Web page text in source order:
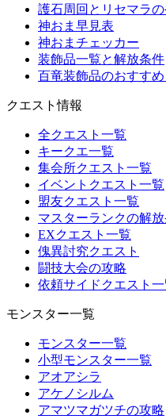
護石周回とリセマラ
神おま早見表
神おまチェッカー
装飾品一覧と解放条件
百竜装飾品のおすす
クエスト情報
全クエスト一覧
キークエ一覧
集会所クエスト一覧
イベントクエスト一覧
盟友クエスト一覧
マスターランクの解
EXクエスト一覧
傀異討究クエスト
闘技大会の攻略
依頼サイドクエスト一
モンスター一覧
モンスター一覧
小型モンスター一覧
アオアシラ
アケノシルム
アマツマガツチの攻略